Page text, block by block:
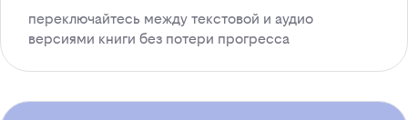
переключайтесь между текстовой и аудио
версиями книги без потери прогресса